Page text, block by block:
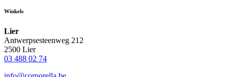
Winkels
Lier
Antwerpsesteenweg 212
2500 Lier
03 488 02 74